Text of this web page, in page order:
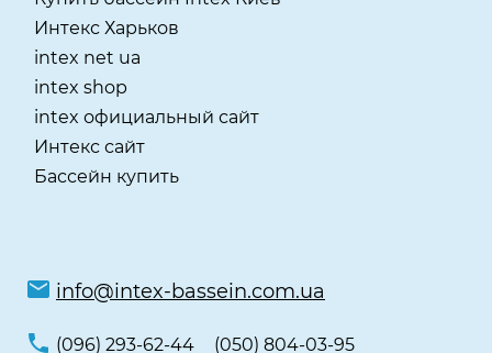
Интекс Харьков
intex net ua
intex shop
intex официальный сайт
Интекс сайт
Бассейн купить
info@intex-bassein.com.ua
(096) 293-62-44 (050) 804-03-95